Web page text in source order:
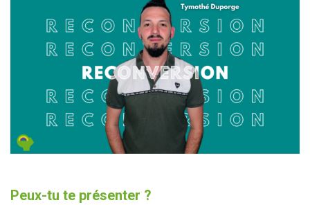
Peux-tu te présenter ?